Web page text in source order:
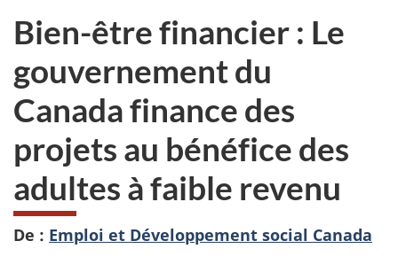
ici :
Bien-être financier : Le
gouvernement du
Canada finance des
projets au bénéfice des
adultes à faible revenu
De : Emploi et Développement social Canada